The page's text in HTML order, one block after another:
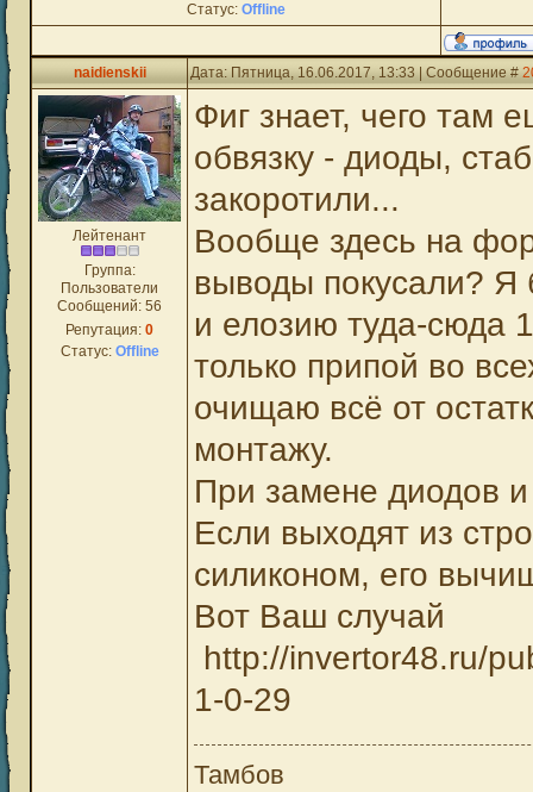
Статус: Offline
naidienskii Дата: Пятница, 16.06.2017, 13:33 | Сообщение #
Лейтенант
Группа:
Пользователи
Сообщений: 56
Репутация: 0
Статус: Offline
Фиг знает, чего там
обвязку - диоды,
закоротили...
Вообще здесь на
выводы покусали? Я
и елозию туда-сюда
только припой во
очищаю всё от
монтажу.
При замене диодов и
Если выходят из
силиконом, его
Вот Ваш случай
http://invertor48.ru/
1-0-29
Тамбов